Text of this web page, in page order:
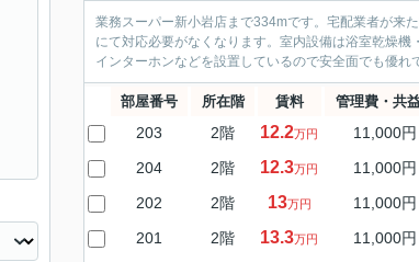
業務スーパー新小岩店まで334mです。宅配業者が来
にて対応必要がなくなります。室内設備は浴室乾燥
インターホンなどを設置しているので安全面でも優
部屋番号 所在階 賃料 管理費・共
203 2階 12.2万円 11,000円
204 2階 12.3万円 11,000円
202 2階 13万円 11,000円
201 2階 13.3万円 11,000円